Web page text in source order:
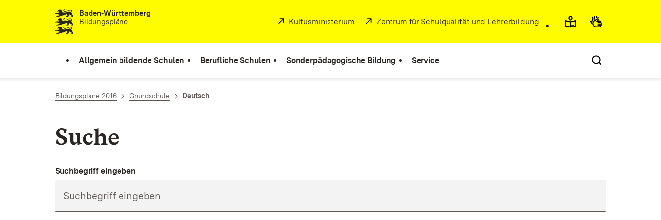
Zum Inhalt springenBaden-Württemberg
Bildungspläne
Extern:
Kultusministerium (Öffnet in neuem Fenster)
Extern:
Zentrum für Schulqualität und Lehrerbildung
Allgemein bildende Schulen Berufliche Schulen Sonderpädagogische Bildung Service
Bildungspläne 2016 Grundschule Deutsch
Suche
Suchbegriff eingeben